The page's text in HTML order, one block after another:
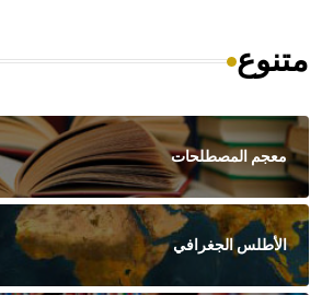
متنوع
معجم المصطلحات
الأطلس الجغرافي